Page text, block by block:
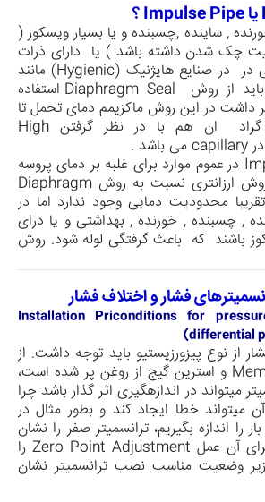
یاImpulse Pipe؟
, ساینده ,چسبنده و یا بسیار ویسکوز (
چک شدن داشته باشد ) یا دارای ذرات
در در صنایع هایژنیک (Hygienic) مانند
از روش
Diaphragm Seal استفاده
داشت در این روش ماکزیمم دمای تحمل تا
High
در capillary می باشد .
در عموم موارد برای غلبه بر دمای پروسه
ارزانتری نسبت به روش Diaphragm
محدودیت دمایی وجود ندارد اما در
, چسبنده , خورنده , بهداشتی و یا درای
باشند که باعث گرفتگی لوله شود. روش
فشار و اختلاف فشار
(Installation Priconditions for
differential
از نوع پیزورزیستیو باید توجه داشت. از
و استرین گیج از روغن پر شده است،
در اندازه­گیری اثر گذار باشد چرا
می­تواند خطا ایجاد کند و بطور مثال در
را اندازه بگیریم، ترانسمیتر صفر را نشان
آن عمل Zero Point Adjustmentرا
وضعیت مناسب نصب ترانسمیتر نشان